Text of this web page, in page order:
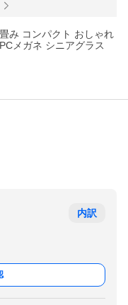
み コンパクト おしゃれ
メガネ シニアグラス
内訳